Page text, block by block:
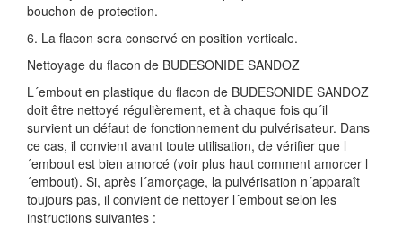
bouchon de protection.
6. La flacon sera conservé en position verticale.
Nettoyage du flacon de BUDESONIDE SANDOZ
L´embout en plastique du flacon de BUDESONIDE SANDOZ
doit être nettoyé régulièrement, et à chaque fois qu´il
survient un défaut de fonctionnement du pulvérisateur. Dans
ce cas, il convient avant toute utilisation, de vérifier que l
´embout est bien amorcé (voir plus haut comment amorcer l
´embout). Si, après l´amorçage, la pulvérisation n´apparaît
toujours pas, il convient de nettoyer l´embout selon les
instructions suivantes :